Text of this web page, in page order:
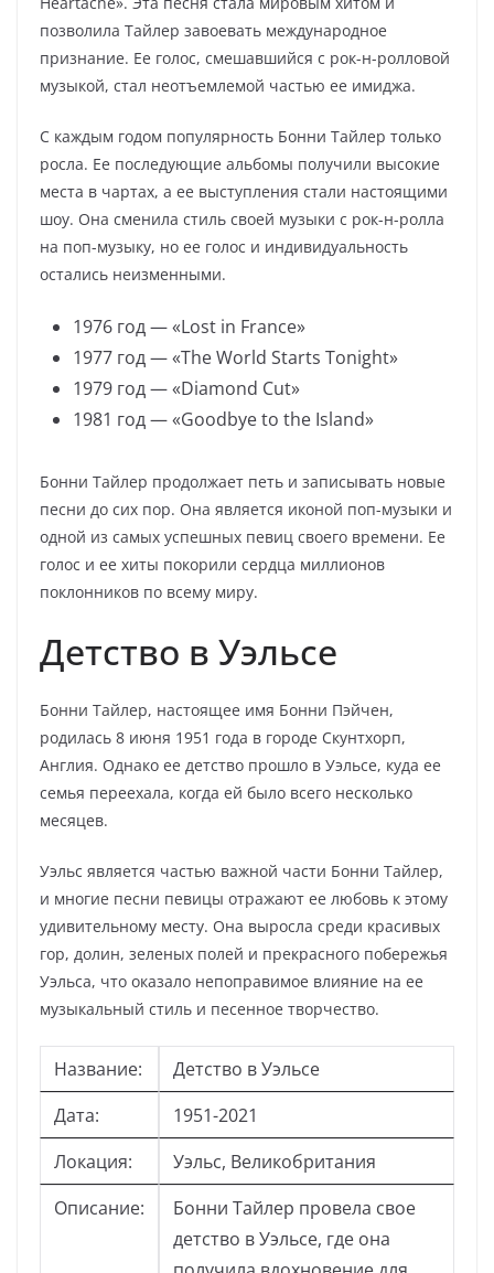
позволила Тайлер завоевать международное
признание. Ее голос, смешавшийся с рок-н-ролловой
музыкой, стал неотъемлемой частью ее имиджа.
С каждым годом популярность Бонни Тайлер только
росла. Ее последующие альбомы получили высокие
места в чартах, а ее выступления стали настоящими
шоу. Она сменила стиль своей музыки с рок-н-ролла
на поп-музыку, но ее голос и индивидуальность
остались неизменными.
1976 год — «Lost in France»
1977 год — «The World Starts Tonight»
1979 год — «Diamond Cut»
1981 год — «Goodbye to the Island»
Бонни Тайлер продолжает петь и записывать новые
песни до сих пор. Она является иконой поп-музыки и
одной из самых успешных певиц своего времени. Ее
голос и ее хиты покорили сердца миллионов
поклонников по всему миру.
Детство в Уэльсе
Бонни Тайлер, настоящее имя Бонни Пэйчен,
родилась 8 июня 1951 года в городе Скунтхорп,
Англия. Однако ее детство прошло в Уэльсе, куда ее
семья переехала, когда ей было всего несколько
месяцев.
Уэльс является частью важной части Бонни Тайлер,
и многие песни певицы отражают ее любовь к этому
удивительному месту. Она выросла среди красивых
гор, долин, зеленых полей и прекрасного побережья
Уэльса, что оказало непоправимое влияние на ее
музыкальный стиль и песенное творчество.
Название:
Детство в Уэльсе
Дата:
1951-2021
Локация:
Уэльс, Великобритания
Описание:
Бонни Тайлер провела свое
детство в Уэльсе, где она